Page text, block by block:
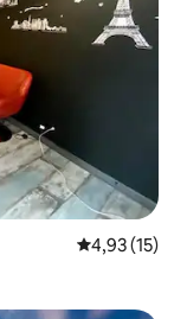
Évaluation
4,93 (15)